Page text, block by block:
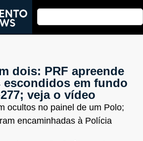
dois: PRF apreende
escondidos em fundo
veja o vídeo
ocultos no painel de um Polo;
encaminhadas à Polícia